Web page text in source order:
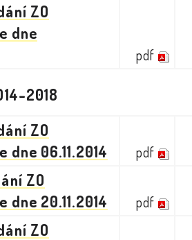
ZO
dne
pdf
2018
ZO
06.11.2014
pdf
ZO
20.11.2014
pdf
ZO